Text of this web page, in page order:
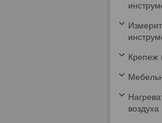
Крепеж
воздуха